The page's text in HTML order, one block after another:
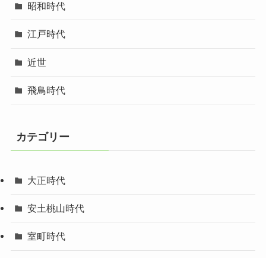
昭和時代
江戸時代
近世
飛鳥時代
カテゴリー
大正時代
安土桃山時代
室町時代